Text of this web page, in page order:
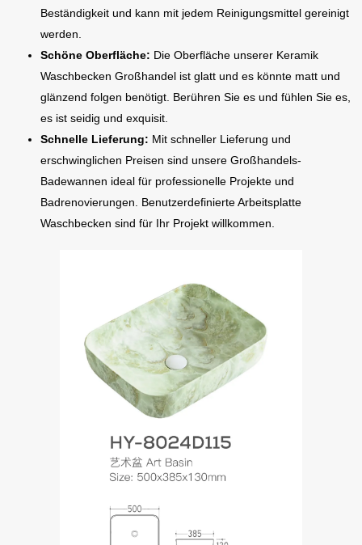
Beständigkeit und kann mit jedem Reinigungsmittel gereinigt
werden.
Schöne Oberfläche: Die Oberfläche unserer Keramik
Waschbecken Großhandel ist glatt und es könnte matt und
glänzend folgen benötigt. Berühren Sie es und fühlen Sie es,
es ist seidig und exquisit.
Schnelle Lieferung: Mit schneller Lieferung und
erschwinglichen Preisen sind unsere Großhandels-
Badewannen ideal für professionelle Projekte und
Badrenovierungen. Benutzerdefinierte Arbeitsplatte
Waschbecken sind für Ihr Projekt willkommen.